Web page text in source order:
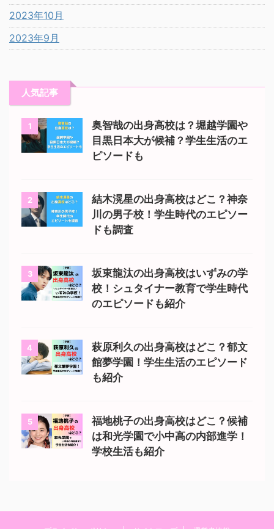
2023年10月
2023年9月
人気記事
1
奥智哉の出身高校は？堀越学園や
目黒日本大が候補？学生生活のエ
ピソードも
2
結木滉星の出身高校はどこ？神奈
川の男子校！学生時代のエピソー
ドも調査
3
坂東龍汰の出身高校はいずみの学
校！シュタイナー教育で学生時代
のエピソードも紹介
4
萩原利久の出身高校はどこ？郁文
館夢学園！学生生活のエピソード
も紹介
5
福地桃子の出身高校はどこ？候補
は和光学園で小中高の内部進学！
学校生活も紹介